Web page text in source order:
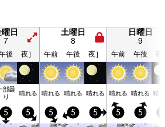
日
7
土曜日
8
日曜日
9
後 夜］ 午前 午後 夜］ 午前 午後 夜
部曇
り 晴れる 晴れる 晴れる 晴れる 晴れる 晴れる 晴
5 5 5 5 5 5 5